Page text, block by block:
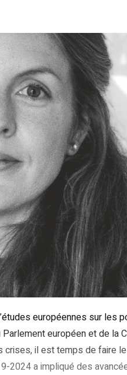
européennes sur les
européen et de la
il est temps de faire
2024 a impliqué des